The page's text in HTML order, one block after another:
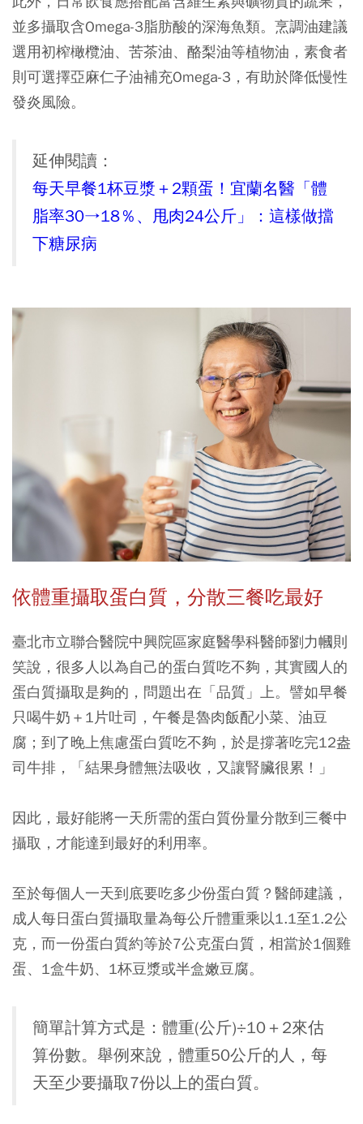
並多攝取含Omega-3脂肪酸的深海魚類。烹調油建議
選用初榨橄欖油、苦茶油、酪梨油等植物油，素食者
則可選擇亞麻仁子油補充Omega-3，有助於降低慢性
發炎風險。
延伸閱讀：
每天早餐1杯豆漿＋2顆蛋！宜蘭名醫「體
脂率30→18％、甩肉24公斤」：這樣做擋
下糖尿病
依體重攝取蛋白質，分散三餐吃最好
臺北市立聯合醫院中興院區家庭醫學科醫師劉力幗則
笑說，很多人以為自己的蛋白質吃不夠，其實國人的
蛋白質攝取是夠的，問題出在「品質」上。譬如早餐
只喝牛奶＋1片吐司，午餐是魯肉飯配小菜、油豆
腐；到了晚上焦慮蛋白質吃不夠，於是撐著吃完12盎
司牛排，
「結果身體無法吸收，又讓腎臟很累！」
因此，最好能將一天所需的蛋白質份量分散到三餐中
攝取，才能達到最好的利用率。
至於每個人一天到底要吃多少份蛋白質？醫師建議，
成人每日蛋白質攝取量為每公斤體重乘以1.1至1.2公
克 ，而一份蛋白質約等於7公克蛋白質，相當於1個雞
蛋、1盒牛奶、1杯豆漿或半盒嫩豆腐。
簡單計算方式是：體重(公斤)÷10＋2來估
算份數。舉例來說，體重50公斤的人，每
天至少要攝取7份以上的蛋白質。